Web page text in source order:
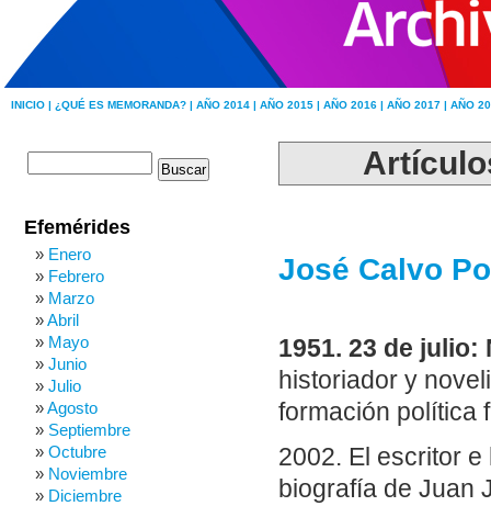
INICIO | ¿QUÉ ES MEMORANDA? | AÑO 2014 | AÑO 2015 | AÑO 2016 | AÑO 2017 | AÑO
José Calvo
1951. 23 de julio:
historiador y
formación política
2002. El escritor
biografía de Juan
Efemérides
Enero
Febrero
Marzo
Abril
Mayo
Junio
Julio
Agosto
Septiembre
Octubre
Noviembre
Diciembre